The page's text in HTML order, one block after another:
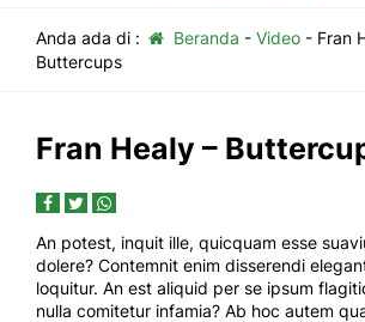
Anda ada di : Beranda - Video- Fran
Buttercups
Fran Healy –
An potest, inquit ille, quicquam esse
dolere? Contemnit enim disserendi
loquitur. An est aliquid per se ipsum
nulla comitetur infamia? Ab hoc autem